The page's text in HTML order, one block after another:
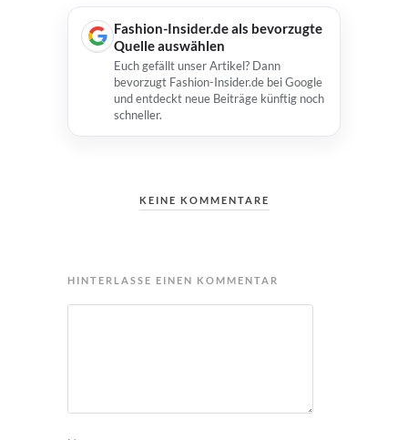
Fashion-Insider.de als bevorzugte
Quelle auswählen
Euch gefällt unser Artikel? Dann
bevorzugt Fashion-Insider.de bei Google
und entdeckt neue Beiträge künftig noch
schneller.
KEINE KOMMENTARE
HINTERLASSE EINEN KOMMENTAR